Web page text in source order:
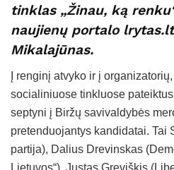
tinklas „Žinau, ką
naujienų portalo
Mikalajūnas.
Į renginį atvyko ir į
socialiniuose tinkluose
septyni į Biržų savivaldybės
pretenduojantys kandidatai. Tai
partija), Dalius Drevinskas
Lietuvos“), Justas Greviškis